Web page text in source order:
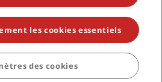
RÉSERVER
Tous droits réservés. RHG Radisson
RED, Radisson Blu, Radisson Collection,
Park Inn, Country Inn & Suites, Prize by
et Radisson Meetings sont des marques
Group.
les cookies essentiels
des cookies